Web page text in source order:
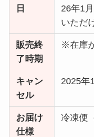
日
26年1
いただ
販売終
了時期
※在庫
キャン
セル
2025年
お届け
仕様
冷凍便